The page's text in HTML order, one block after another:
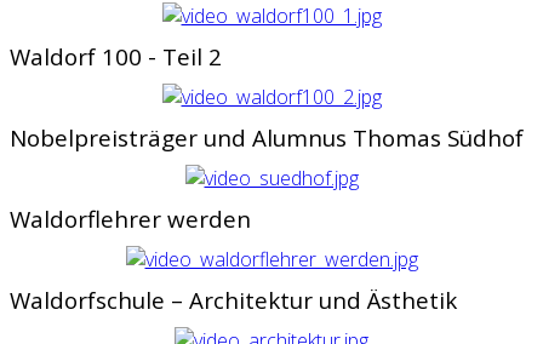
Waldorf 100 - Teil 2
Nobelpreisträger und Alumnus Thomas Südhof
Waldorflehrer werden
Waldorfschule – Architektur und Ästhetik